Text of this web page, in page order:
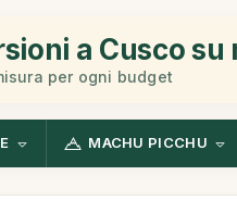
a Cusco su
per ogni budget
MACHU PICCHU